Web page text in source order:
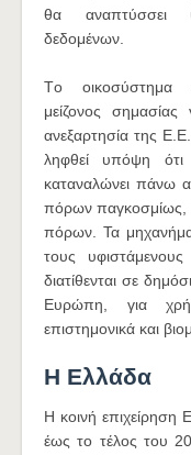
θα αναπτύσσει
δεδομένων.
Tο οικοσύστημα
μείζονος σημασίας
ανεξαρτησία της
ληφθεί υπόψη ότι
καταναλώνει πάνω
πόρων παγκοσμίως,
πόρων. Τα
τους
διατίθενται σε
Ευρώπη, για
επιστημονικά και
H Ελλάδα
H κοινή επιχείρηση
έως το τέλος του